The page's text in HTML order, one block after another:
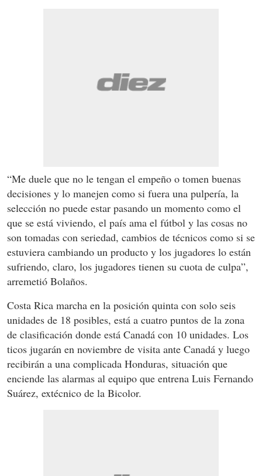
“Me duele que no le tengan el empeño o tomen buenas
decisiones y lo manejen como si fuera una pulpería, la
selección no puede estar pasando un momento como el
que se está viviendo, el país ama el fútbol y las cosas no
son tomadas con seriedad, cambios de técnicos como si se
estuviera cambiando un producto y los jugadores lo están
sufriendo, claro, los jugadores tienen su cuota de culpa”,
arremetió Bolaños.
Costa Rica marcha en la posición quinta con solo seis
unidades de 18 posibles, está a cuatro puntos de la zona
de clasificación donde está Canadá con 10 unidades. Los
ticos jugarán en noviembre de visita ante Canadá y luego
recibirán a una complicada Honduras, situación que
enciende las alarmas al equipo que entrena Luis Fernando
Suárez, extécnico de la Bicolor.